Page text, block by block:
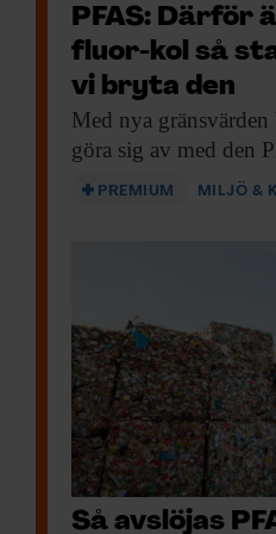
exempel inte emot
från organisationer
skriver om. För mig
du som läser som är
journalist
När jag möter och
det tydligt att inte
mellan
populärvetenskap.
värt att ha koll på
PFAS: Därför
fluor-kol så
vi bryta den
Med nya gränsvärden
göra sig av med den
PREMIUM MILJÖ &
Så avslöjas